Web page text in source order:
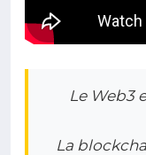
Le Web3
La